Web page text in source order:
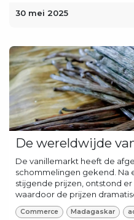
30 mei 2025
De wereldwijde
De vanillemarkt heeft de
schommelingen gekend. Na
stijgende prijzen, ontstond
waardoor de prijzen
Commerce Madagaskar